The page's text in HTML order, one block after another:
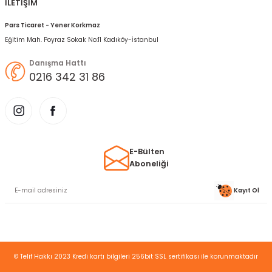
İLETİŞİM
Pars Ticaret - Yener Korkmaz
Eğitim Mah. Poyraz Sokak No:11 Kadıköy-İstanbul
Danışma Hattı
0216 342 31 86
E-Bülten
Aboneliği
Kayıt Ol
© Telif Hakkı 2023 Kredi kartı bilgileri 256bit SSL sertifikası ile korunmaktadır